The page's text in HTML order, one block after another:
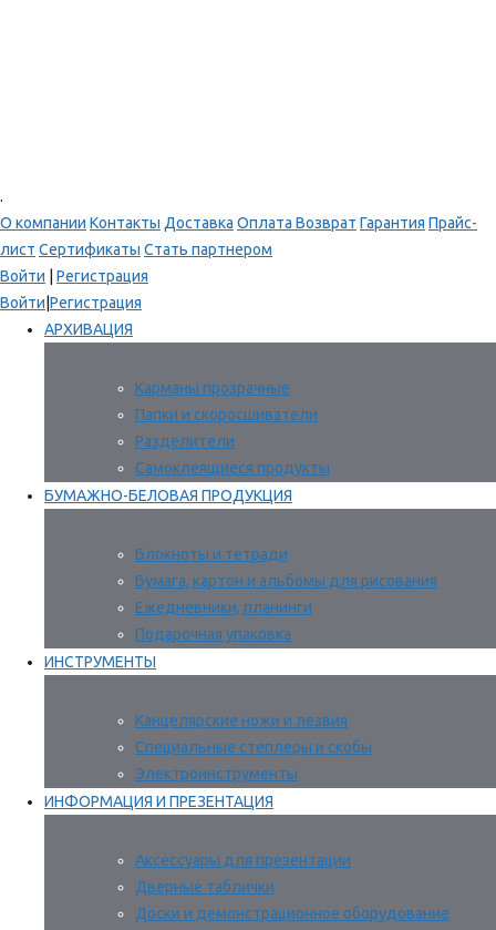
.
О компании Контакты Доставка Оплата Возврат Гарантия Прайс-
лист Сертификаты Стать партнером
Войти
Регистрация
Войти Регистрация
АРХИВАЦИЯ
Карманы прозрачные
Папки и скоросшиватели
Разделители
Самоклеящиеся продукты
БУМАЖНО-БЕЛОВАЯ ПРОДУКЦИЯ
Блокноты и тетради
Бумага, картон и альбомы для рисования
Ежедневники, планинги
Подарочная упаковка
ИНСТРУМЕНТЫ
Канцелярские ножи и лезвия
Специальные степлеры и скобы
Электроинструменты
ИНФОРМАЦИЯ И ПРЕЗЕНТАЦИЯ
Аксессуары для презентации
Дверные таблички
Доски и демонстрационное оборудование